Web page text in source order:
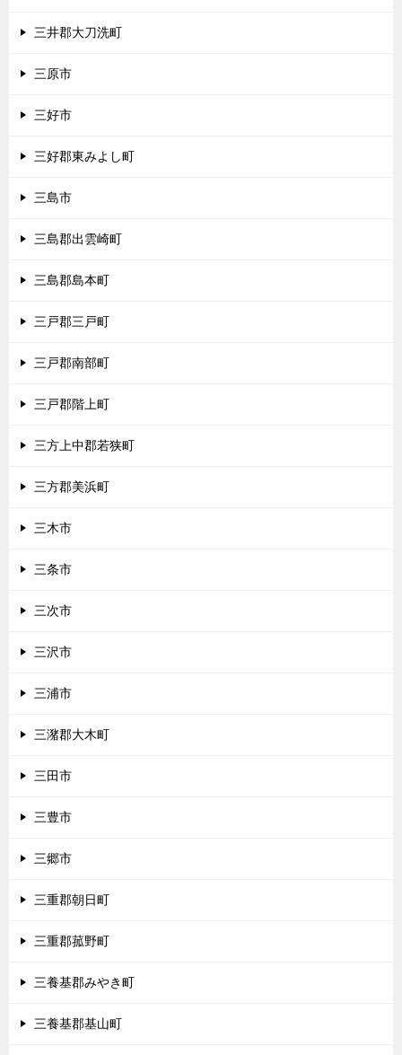
三井郡大刀洗町
三原市
三好市
三好郡東みよし町
三島市
三島郡出雲崎町
三島郡島本町
三戸郡三戸町
三戸郡南部町
三戸郡階上町
三方上中郡若狭町
三方郡美浜町
三木市
三条市
三次市
三沢市
三浦市
三潴郡大木町
三田市
三豊市
三郷市
三重郡朝日町
三重郡菰野町
三養基郡みやき町
三養基郡基山町